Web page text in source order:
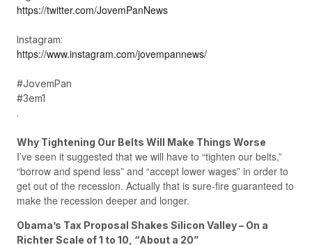
https://twitter.com/JovemPanNews
Instagram:
https://www.instagram.com/jovempannews/
#JovemPan
#3em1
.
Why Tightening Our Belts Will Make Things Worse
I’ve seen it suggested that we will have to “tighten our belts,”
“borrow and spend less” and “accept lower wages” in order to
get out of the recession. Actually that is sure-fire guaranteed to
make the recession deeper and longer.
Obama’s Tax Proposal Shakes Silicon Valley – On a
Richter Scale of 1 to 10, “About a 20”